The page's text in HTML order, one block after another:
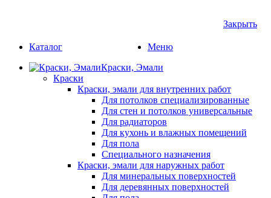
Закрыть
Меню
Каталог
Краски, Эмали
Краски
Краски, эмали для внутренних работ
Для потолков специализированные
Для стен и потолков универсальные
Для радиаторов
Для кухонь и влажных помещений
Для пола
Специального назначения
Краски, эмали для наружных работ
Для минеральных поверхностей
Для деревянных поверхностей